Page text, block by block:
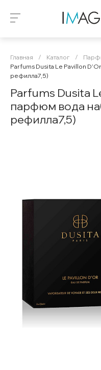
Главная / Каталог /
Parfums Dusita Le Pavillon
рефилла7,5)
Parfums Dusita
парфюм вода
рефилла7,5)